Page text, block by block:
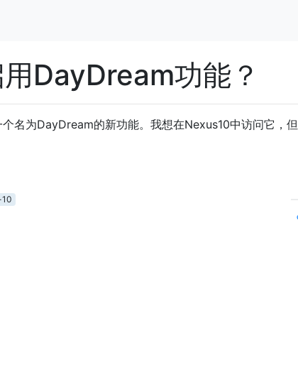
DayDream功能？
名为DayDream的新功能。我想在Nexus10中访问它，